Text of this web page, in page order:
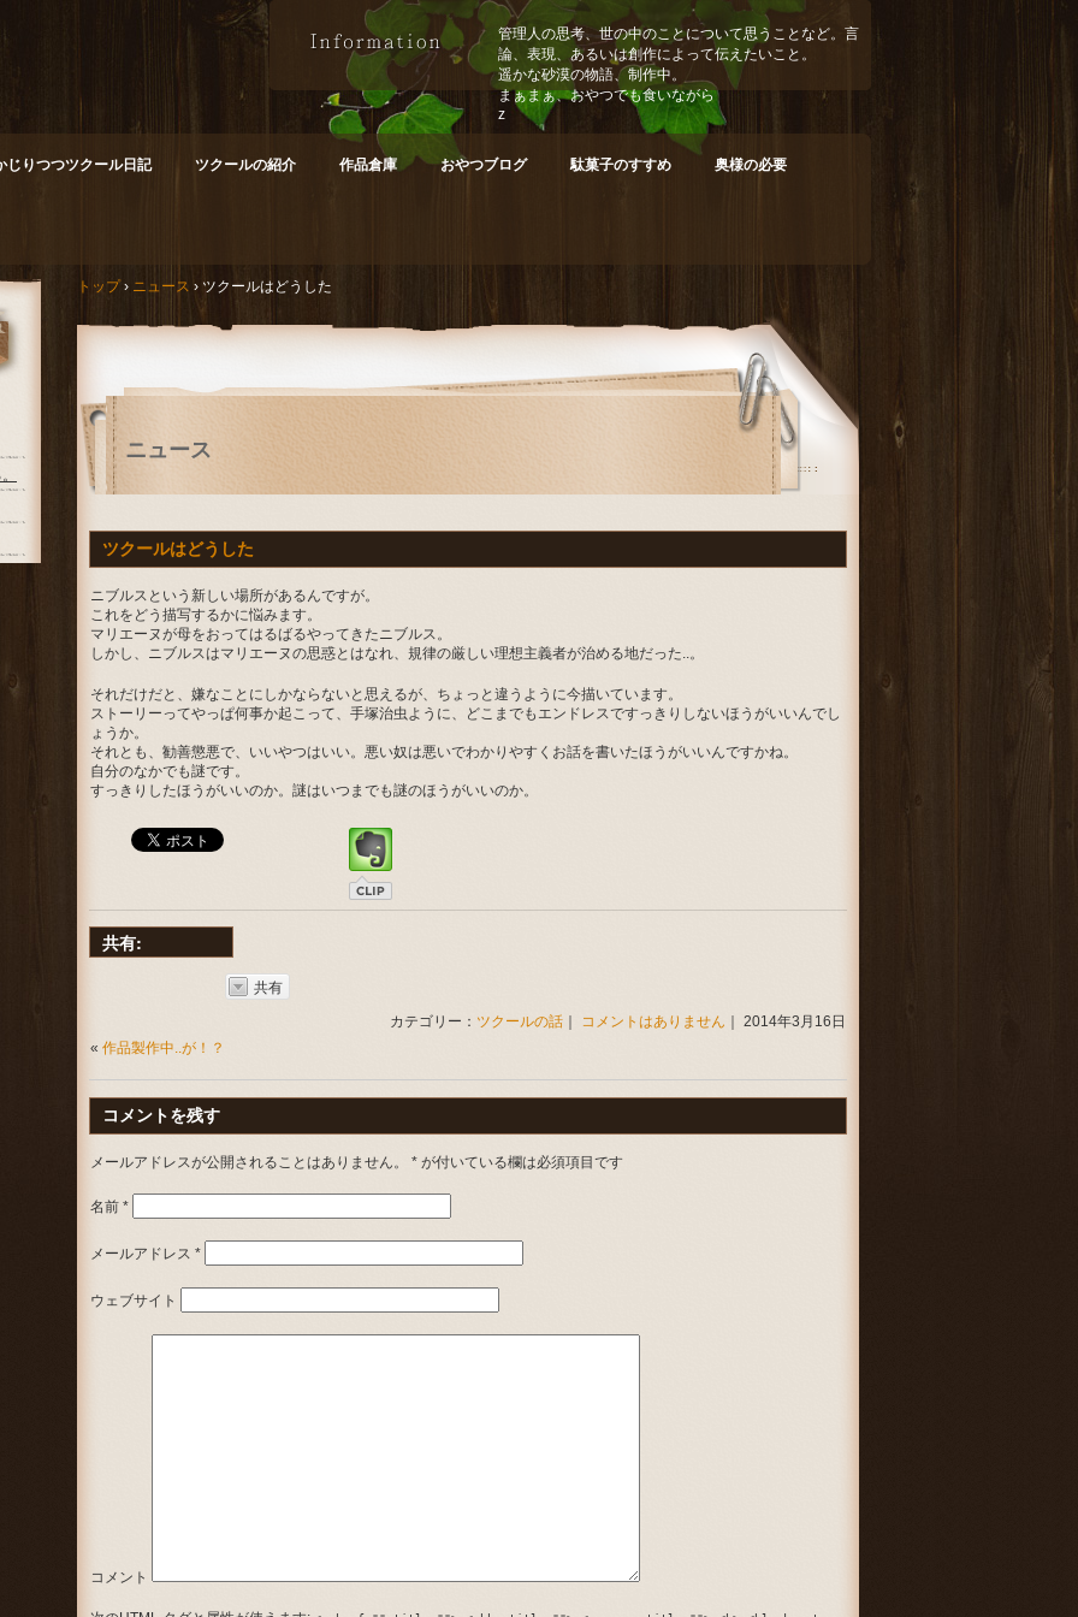
管理人の思考、世の中のことについて思うことなど。言
論、表現、あるいは創作によって伝えたいこと。
遥かな砂漠の物語、制作中。
まぁまぁ、おやつでも食いながら
z
じりつつツクール日記 ツクールの紹介 作品倉庫 おやつブログ 駄菓子のすすめ 奥様の必要
トップ› ニュース › ツクールはどうした
ニュース
ツクールはどうした
ニブルスという新しい場所があるんですが。
これをどう描写するかに悩みます。
マリエーヌが母をおってはるばるやってきたニブルス。
しかし、ニブルスはマリエーヌの思惑とはなれ、規律の厳しい理想主義者が治める地だった..。
それだけだと、嫌なことにしかならないと思えるが、ちょっと違うように今描いています。
ストーリーってやっぱ何事か起こって、手塚治虫ように、どこまでもエンドレスですっきりしないほうがいいんでし
ょうか。
それとも、勧善懲悪で、いいやつはいい。悪い奴は悪いでわかりやすくお話を書いたほうがいいんですかね。
自分のなかでも謎です。
すっきりしたほうがいいのか。謎はいつまでも謎のほうがいいのか。
共有:
共有
カテゴリー： ツクールの話｜ コメントはありません ｜ 2014年3月16日
«作品製作中..が！？
コメントを残す
メールアドレスが公開されることはありません。* が付いている欄は必須項目です
名前*
メールアドレス*
ウェブサイト
コメント